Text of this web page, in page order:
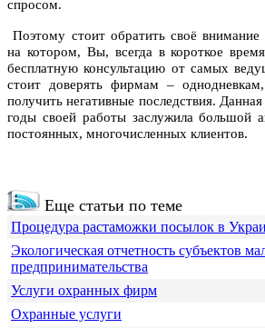
спросом.
Поэтому стоит обратить своё
на котором, Вы, всегда в короткое
бесплатную консультацию от самых
стоит доверять фирмам –
получить негативные последствия. Данная
годы своей работы заслужила большой
постоянных, многочисленных клиентов.
Еще статьи по теме
Процедура растаможки посылок в
Экологическая отчетность субъектов
предпринимательства
Услуги охранных фирм
Охранные услуги